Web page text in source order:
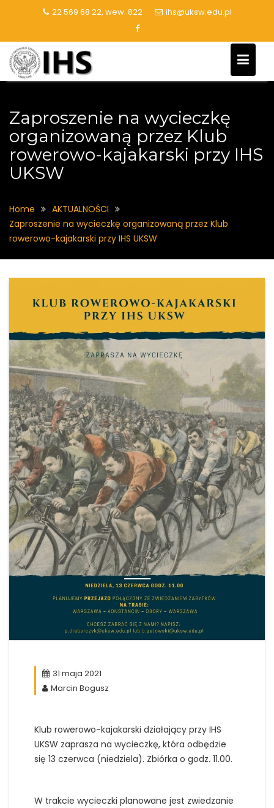
22 569 68 22, wew. 822 ihs@uksw.edu.pl
Zaproszenie na wycieczkę
organizowaną przez Klub
rowerowo-kajakarski przy IHS
UKSW
Home
AKTUALNOŚCI
Zaproszenie na wycieczkę organizowaną przez Klub
rowerowo-kajakarski przy IHS UKSW
31 maja 2021
Marcin Bogusz
Klub rowerowo-kajakarski działający przy IHS
UKSW zaprasza na wycieczkę, która odbędzie
się 13 czerwca (niedziela). Zbiórka o godz. 11.00.
W trakcie wycieczki planowane jest zwiedzanie